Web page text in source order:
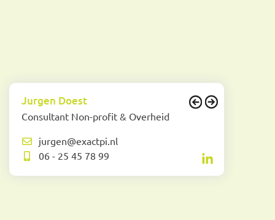
Jurgen Doest
Consultant Non-profit & Overheid
jurgen@exactpi.nl
06 - 25 45 78 99